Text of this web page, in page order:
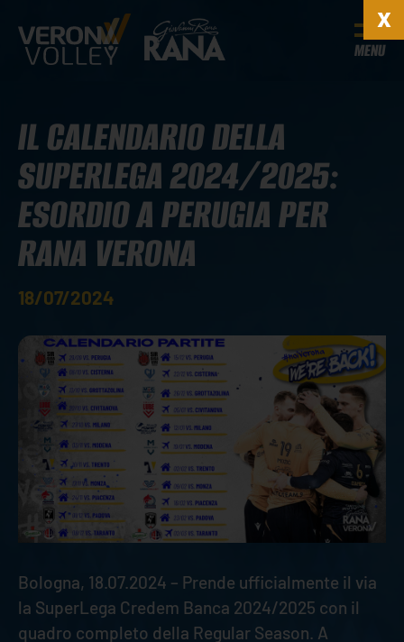
MENU
IL CALENDARIO DELLA
SUPERLEGA 2024/2025:
ESORDIO A PERUGIA PER
RANA VERONA
18/07/2024
Bologna, 18.07.2024 – Prende ufficialmente il via
la SuperLega Credem Banca 2024/2025 con il
quadro completo della Regular Season. A